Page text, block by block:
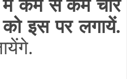
में कम से कम चार
को इस पर लगायें.